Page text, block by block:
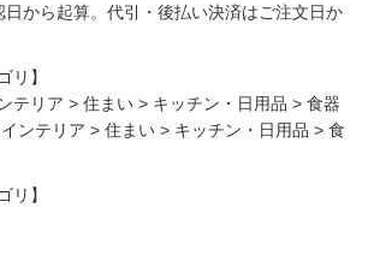
から起算。代引・後払い決済はご注文日か
リ】
テリア >住まい > キッチン・日用品 >食器
ンテリア >住まい > キッチン・日用品 >食
リ】